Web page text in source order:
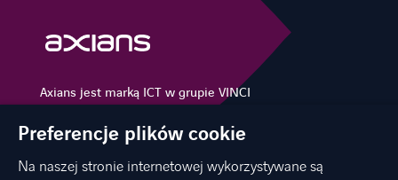
Axians jest marką ICT w grupie VINCI
Preferencje plików cookie
Na naszej stronie internetowej wykorzystywane są